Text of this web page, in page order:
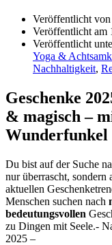
Veröffentlicht von
Veröffentlicht am
Veröffentlicht
Yoga &
Nachhaltigkeit,
Geschenke
& magisch –
Wunderfunkel
Du bist auf der Suche
nur überrascht,
aktuellen
Menschen suchen nach
bedeutungsvollen
zu Dingen mit Seele.-
2025 –